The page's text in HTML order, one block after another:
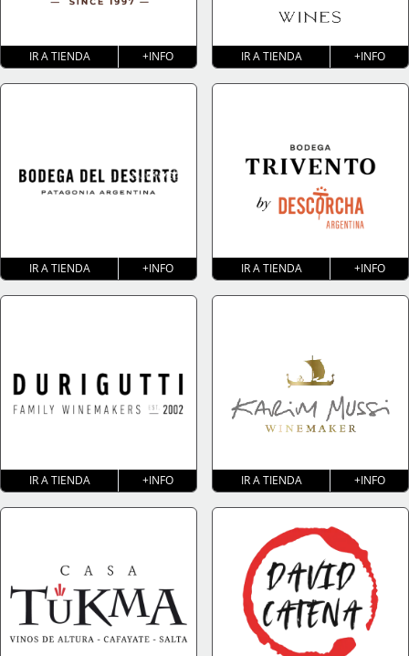
IR A TIENDA +INFO IR A TIENDA +INFO
IR A TIENDA +INFO IR A TIENDA +INFO
IR A TIENDA +INFO IR A TIENDA +INFO